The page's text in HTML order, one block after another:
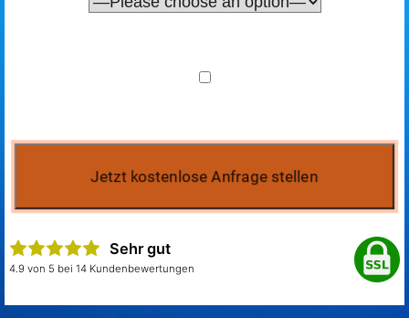
Sehr gut
4.9 von 5 bei 14 Kundenbewertungen